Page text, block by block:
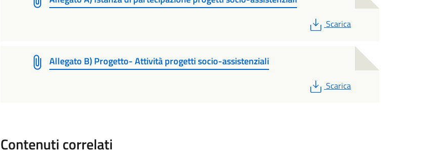
PDF
Scarica
Allegato B) Progetto- Attività progetti socio-assistenziali
PDF
Scarica
Contenuti correlati